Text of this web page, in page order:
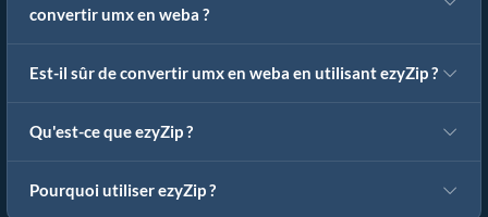
convertir umx en weba ?
Est-il sûr de convertir umx en weba en utilisant ezyZip ?
Qu'est-ce que ezyZip ?
Pourquoi utiliser ezyZip ?